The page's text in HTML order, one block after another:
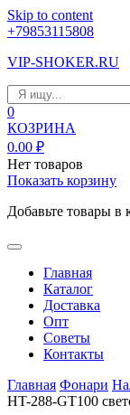
Skip to content
+79853115808
VIP-SHOKER.RU
0
КОЗРИНА
0.00 ₽
Нет товаров
Показать корзину
Добавьте товары в
Главная
Каталог
Доставка
Опт
Советы
Контакты
Главная Фонари
HT-288-GT100